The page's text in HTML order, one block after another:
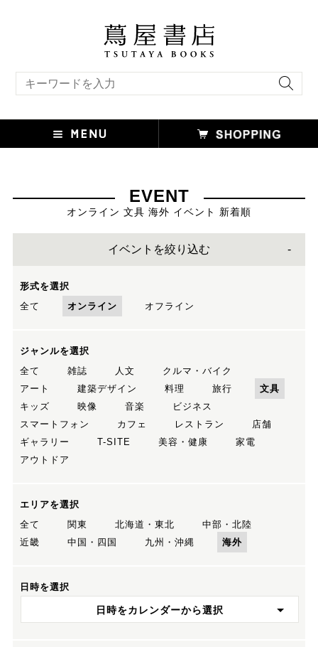
EVENT
オンライン 文具 海外 イベント 新着順
イベントを絞り込む
形式を選択
全て
オンライン オフライン
ジャンルを選択
全て
雑誌 人文
クルマ・バイク
アート
建築デザイン 料理 旅行
文具
キッズ
映像 音楽
ビジネス
スマートフォン
カフェ レストラン
店舗
ギャラリー
T-SITE 美容・健康
家電
アウトドア
エリアを選択
全て
関東 北海道・東北
中部・北陸
近畿
中国・四国 九州・沖縄 海外
日時を選択
日時をカレンダーから選択